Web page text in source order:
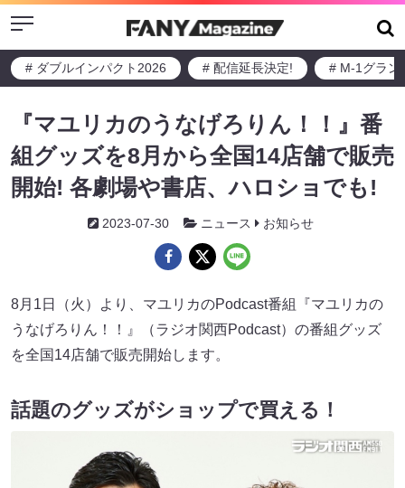
Menu
# ダブルインパクト2026 # 配信延長決定! # M-1グラン
『マユリカのうなげろりん！！』番
組グッズを8月から全国14店舗で販売
開始! 各劇場や書店、ハロショでも!
2023-07-30 ニュース お知らせ
8月1日（火）より、マユリカのPodcast番組『マユリカの
うなげろりん！！』（ラジオ関西Podcast）の番組グッズ
を全国14店舗で販売開始します。
話題のグッズがショップで買える！